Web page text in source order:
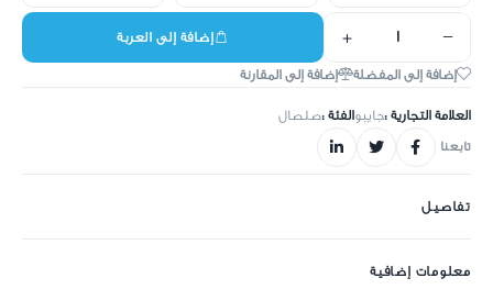
−
+ إضافة إلى العربة
إضافة إلى المفضلة إضافة إلى المقارنة
العلامة التجارية : جايبوالفئة : صلصال
تابعنا
تفاصيل
معلومات إضافية